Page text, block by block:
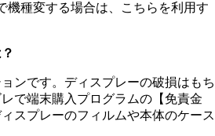
機種変する場合は、こちらを利用す
ンです。ディスプレーの破損はもち
で端末購入プログラムの【免責金
スプレーのフィルムや本体のケース